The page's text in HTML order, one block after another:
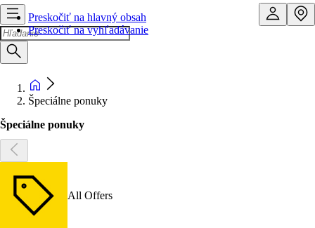
Preskočiť na hlavný obsah
Preskočiť na vyhľadávanie
Špeciálne ponuky
Špeciálne ponuky
All Offers